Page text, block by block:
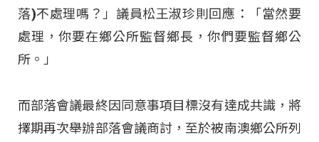
落)不處理嗎？」議員松王淑珍則回應：「當然要
處理，你要在鄉公所監督鄉長，你們要監督鄉公
所。」
而部落會議最終因同意事項目標沒有達成共識，將
擇期再次舉辦部落會議商討，至於被南澳鄉公所列